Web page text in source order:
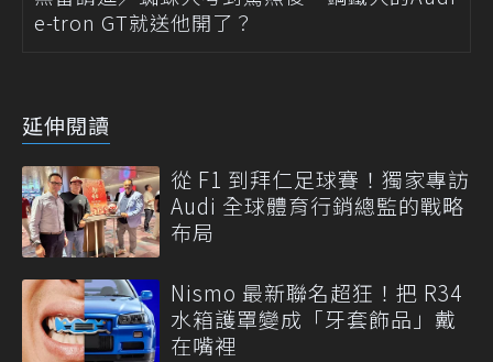
e-tron GT就送他開了？
延伸閱讀
從 F1 到拜仁足球賽！獨家專訪
Audi 全球體育行銷總監的戰略
布局
Nismo 最新聯名超狂！把 R34
水箱護罩變成「牙套飾品」戴
在嘴裡